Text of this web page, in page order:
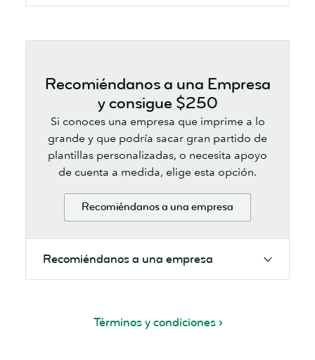
Recomiéndanos a una Empresa
y consigue $250
Si conoces una empresa que imprime a lo
grande y que podría sacar gran partido de
plantillas personalizadas, o necesita apoyo
de cuenta a medida, elige esta opción.
Recomiéndanos a una empresa
Recomiéndanos a una empresa
Términos y condiciones